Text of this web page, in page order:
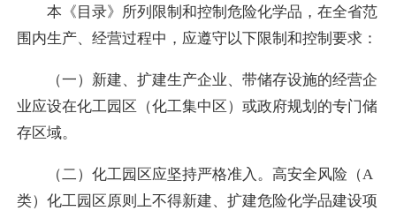
本《目录》所列限制和控制危险化学品，在全省范
围内生产、经营过程中，应遵守以下限制和控制要求：
（一）新建、扩建生产企业、带储存设施的经营企
业应设在化工园区（化工集中区）或政府规划的专门储
存区域。
（二）化工园区应坚持严格准入。高安全风险（A
类）化工园区原则上不得新建、扩建危险化学品建设项